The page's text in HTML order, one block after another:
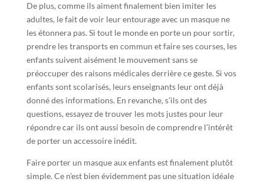
De plus, comme ils aiment finalement bien imiter les
adultes, le fait de voir leur entourage avec un masque ne
les étonnera pas. Si tout le monde en porte un pour sortir,
prendre les transports en commun et faire ses courses, les
enfants suivent aisément le mouvement sans se
préoccuper des raisons médicales derrière ce geste. Si vos
enfants sont scolarisés, leurs enseignants leur ont déjà
donné des informations. En revanche, s’ils ont des
questions, essayez de trouver les mots justes pour leur
répondre car ils ont aussi besoin de comprendre l’intérêt
de porter un accessoire inédit.
Faire porter un masque aux enfants est finalement plutôt
simple. Ce n’est bien évidemment pas une situation idéale